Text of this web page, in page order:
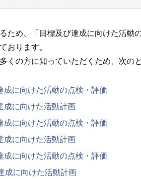
ため、「目標及び達成に向けた活動
おります。
の方に知っていただくため、次の
に向けた活動の点検・評価
成に向けた活動計画
に向けた活動の点検・評価
成に向けた活動計画
に向けた活動の点検・評価
成に向けた活動計画